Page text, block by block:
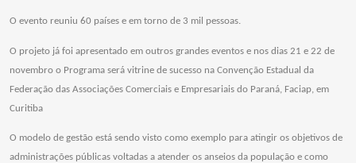
O evento reuniu 60 países e em torno de 3 mil pessoas.
O projeto já foi apresentado em outros grandes eventos e nos dias 21 e 22 de
novembro o Programa será vitrine de sucesso na Convenção Estadual da
Federação das Associações Comerciais e Empresariais do Paraná, Faciap, em
Curitiba
O modelo de gestão está sendo visto como exemplo para atingir os objetivos de
administrações públicas voltadas a atender os anseios da população e como